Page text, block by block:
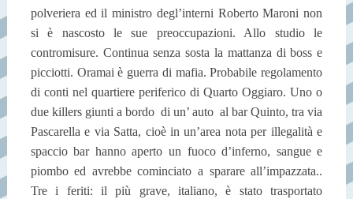
polveriera ed il ministro degl’interni Roberto Maroni non
si è nascosto le sue preoccupazioni. Allo studio le
contromisure. Continua senza sosta la mattanza di boss e
picciotti. Oramai è guerra di mafia. Probabile regolamento
di conti nel quartiere periferico di Quarto Oggiaro. Uno o
due killers giunti a bordo di un’ auto al bar Quinto, tra via
Pascarella e via Satta, cioè in un’area nota per illegalità e
spaccio bar hanno aperto un fuoco d’inferno, sangue e
piombo ed avrebbe cominciato a sparare all’impazzata..
Tre i feriti: il più grave, italiano, è stato trasportato